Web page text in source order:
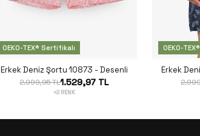
OEKO-TEX® Sertifikalı
Erkek Deniz Şortu 10873 - Desenli
2.999,95 TL1.529,97 TL
+2 RENK
OEKO-
Erkek